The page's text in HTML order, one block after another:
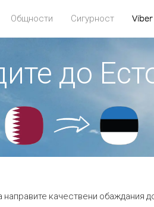
Общности Сигурност
до
качествени обаждания